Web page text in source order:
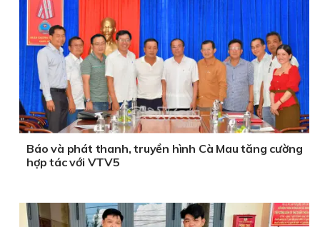
Báo và phát thanh, truyền hình Cà Mau tăng cường
hợp tác với VTV5